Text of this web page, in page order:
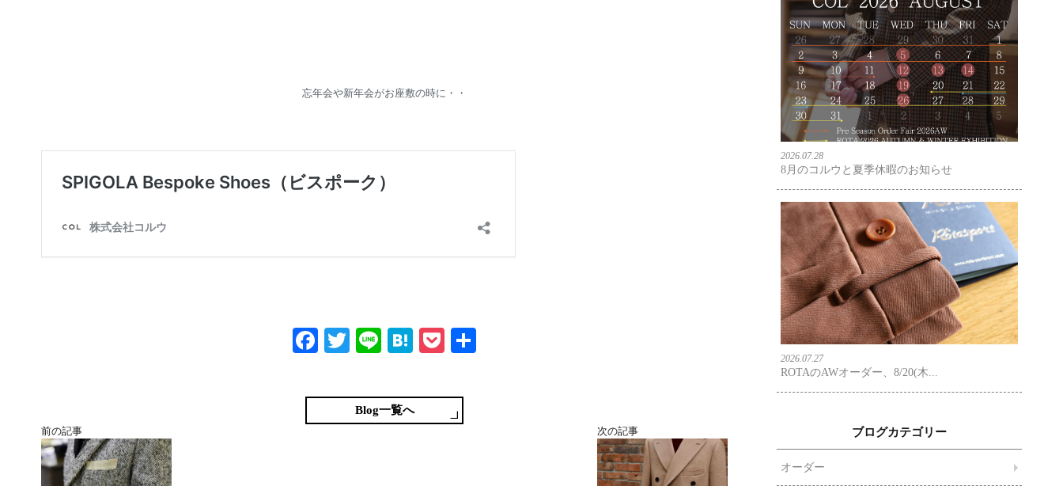
忘年会や新年会がお座敷の時に・・
Fa
bo
ok
T
tte
r
Li
H
en
a
P
ke
t
Blog一覧へ
前の記事 次の記事
2026.07.28
8月のコルウと夏季休暇のお知らせ
2026.07.27
ROTAのAWオーダー、8/20(木...
ブログカテゴリー
オーダー